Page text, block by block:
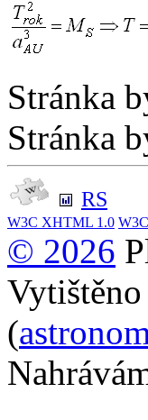
Stránka
Stránka
RS
W3C XHTML 1.0 W3C
© 2026
(